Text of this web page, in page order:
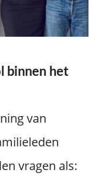
binnen het
van
vragen als: